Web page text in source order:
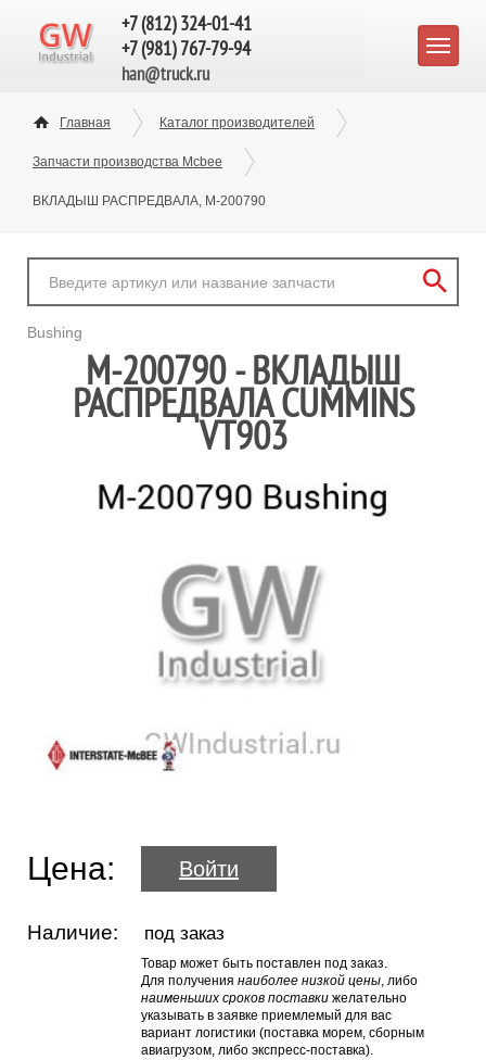
+7 (812) 324-01-41
+7 (981) 767-79-94
han@truck.ru
Главная Каталог производителей
Запчасти производства Mcbee
ВКЛАДЫШ РАСПРЕДВАЛА, M-200790
Bushing
M-200790 - ВКЛАДЫШ
РАСПРЕДВАЛА CUMMINS
VT903
Цена: Войти
Наличие: под заказ
Товар может быть поставлен под заказ.
Для получения наиболее низкой цены, либо
наименьших сроков поставки желательно
указывать в заявке приемлемый для вас
вариант логистики (поставка морем, сборным
авиагрузом, либо экспресс-поставка).